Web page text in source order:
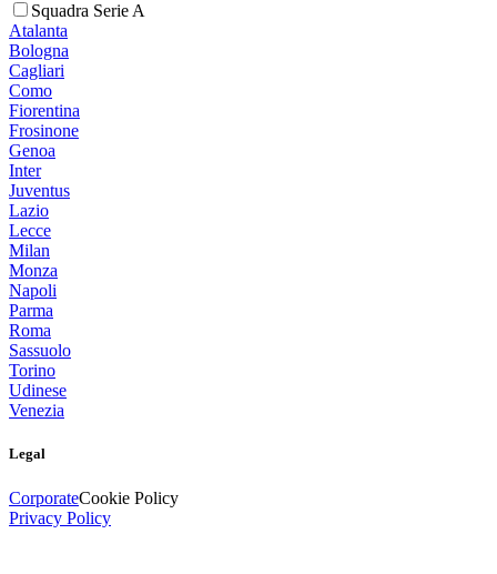
Squadra Serie A
Atalanta
Bologna
Cagliari
Como
Fiorentina
Frosinone
Genoa
Inter
Juventus
Lazio
Lecce
Milan
Monza
Napoli
Parma
Roma
Sassuolo
Torino
Udinese
Venezia
Legal
CorporateCookie Policy
Privacy Policy